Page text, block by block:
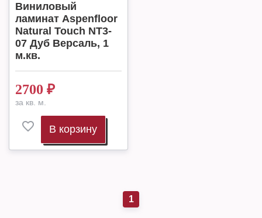
Виниловый
ламинат Aspenfloor
Natural Touch NT3-
07 Дуб Версаль, 1
м.кв.
2700 ₽
за кв. м.
В корзину
1